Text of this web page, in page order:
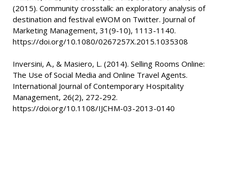
(2015). Community crosstalk: an exploratory analysis of
destination and festival eWOM on Twitter. Journal of
Marketing Management, 31(9-10), 1113-1140.
https://doi.org/10.1080/0267257X.2015.1035308
Inversini, A., & Masiero, L. (2014). Selling Rooms Online:
The Use of Social Media and Online Travel Agents.
International Journal of Contemporary Hospitality
Management, 26(2), 272-292.
https://doi.org/10.1108/IJCHM-03-2013-0140